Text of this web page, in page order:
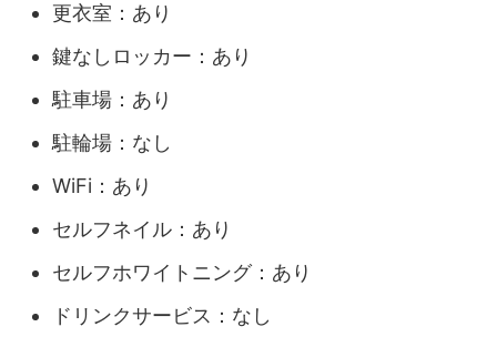
更衣室：あり
鍵なしロッカー：あり
駐車場：あり
駐輪場：なし
WiFi：あり
セルフネイル：あり
セルフホワイトニング：あり
ドリンクサービス：なし